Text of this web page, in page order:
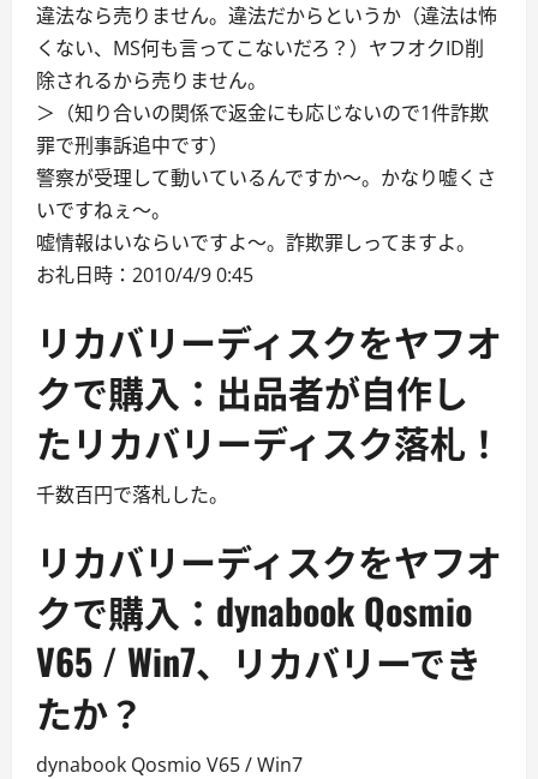
違法なら売りません。違法だからというか（違法は怖
くない、MS何も言ってこないだろ？）ヤフオクID削
除されるから売りません。
＞（知り合いの関係で返金にも応じないので1件詐欺
罪で刑事訴追中です）
警察が受理して動いているんですか～。かなり嘘くさ
いですねぇ～。
嘘情報はいならいですよ～。詐欺罪しってますよ。
お礼日時：2010/4/9 0:45
リカバリーディスクをヤフオ
クで購入：出品者が自作し
たリカバリーディスク落札！
千数百円で落札した。
リカバリーディスクをヤフオ
クで購入：dynabook Qosmio
V65 / Win7、リカバリーでき
たか？
dynabook Qosmio V65 / Win7